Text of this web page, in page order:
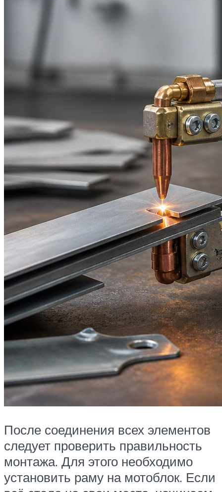
После соединения всех элементов
следует проверить правильность
монтажа. Для этого необходимо
установить раму на мотоблок. Если